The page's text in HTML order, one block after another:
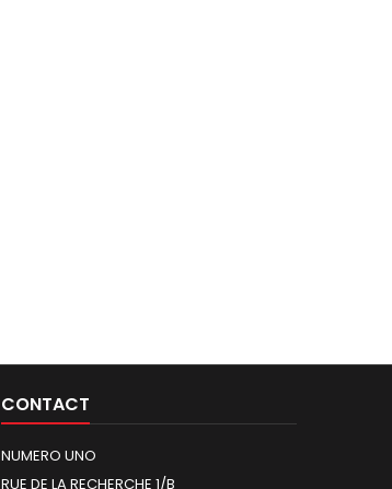
CONTACT
NUMERO UNO
RUE DE LA RECHERCHE 1/B